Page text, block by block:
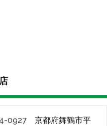
0927 京都府舞鶴市平